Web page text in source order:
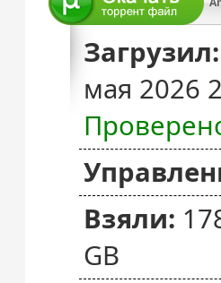
Загрузил:
мая 2026
Взяли:
GB